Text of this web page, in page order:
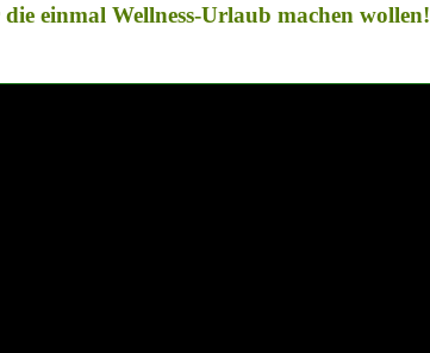
einmal Wellness-Urlaub machen wollen!